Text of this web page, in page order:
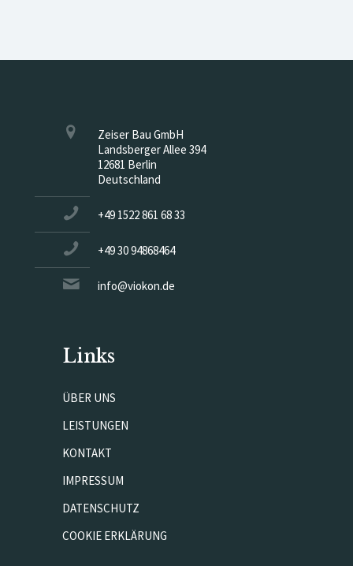
Zeiser Bau GmbH
Landsberger Allee 394
12681 Berlin
Deutschland
+49 1522 861 68 33
+49 30 94868464
info@viokon.de
Links
ÜBER UNS
LEISTUNGEN
KONTAKT
IMPRESSUM
DATENSCHUTZ
COOKIE ERKLÄRUNG